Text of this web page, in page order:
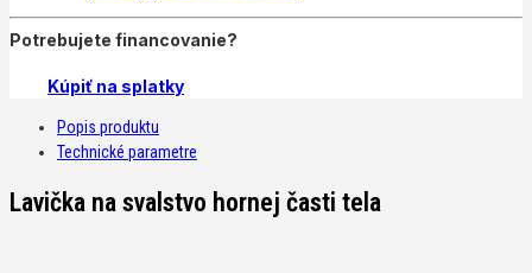
Potrebujete financovanie?
Kúpiť na splatky
Popis produktu
Technické parametre
Lavička na svalstvo hornej časti tela